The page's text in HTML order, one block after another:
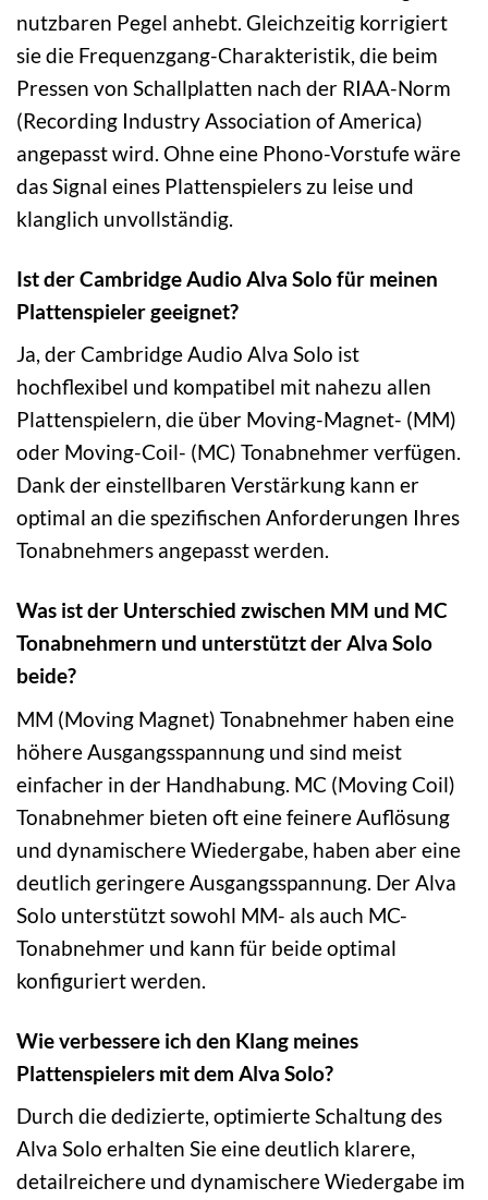
nutzbaren Pegel anhebt. Gleichzeitig korrigiert
sie die Frequenzgang-Charakteristik, die beim
Pressen von Schallplatten nach der RIAA-Norm
(Recording Industry Association of America)
angepasst wird. Ohne eine Phono-Vorstufe wäre
das Signal eines Plattenspielers zu leise und
klanglich unvollständig.
Ist der Cambridge Audio Alva Solo für meinen
Plattenspieler geeignet?
Ja, der Cambridge Audio Alva Solo ist
hochflexibel und kompatibel mit nahezu allen
Plattenspielern, die über Moving-Magnet- (MM)
oder Moving-Coil- (MC) Tonabnehmer verfügen.
Dank der einstellbaren Verstärkung kann er
optimal an die spezifischen Anforderungen Ihres
Tonabnehmers angepasst werden.
Was ist der Unterschied zwischen MM und MC
Tonabnehmern und unterstützt der Alva Solo
beide?
MM (Moving Magnet) Tonabnehmer haben eine
höhere Ausgangsspannung und sind meist
einfacher in der Handhabung. MC (Moving Coil)
Tonabnehmer bieten oft eine feinere Auflösung
und dynamischere Wiedergabe, haben aber eine
deutlich geringere Ausgangsspannung. Der Alva
Solo unterstützt sowohl MM- als auch MC-
Tonabnehmer und kann für beide optimal
konfiguriert werden.
Wie verbessere ich den Klang meines
Plattenspielers mit dem Alva Solo?
Durch die dedizierte, optimierte Schaltung des
Alva Solo erhalten Sie eine deutlich klarere,
detailreichere und dynamischere Wiedergabe im